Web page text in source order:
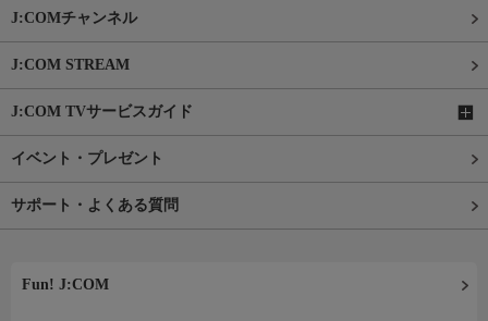
J:COMチャンネル
J:COM STREAM
J:COM TVサービスガイド
イベント・プレゼント
サポート・よくある質問
Fun! J:COM